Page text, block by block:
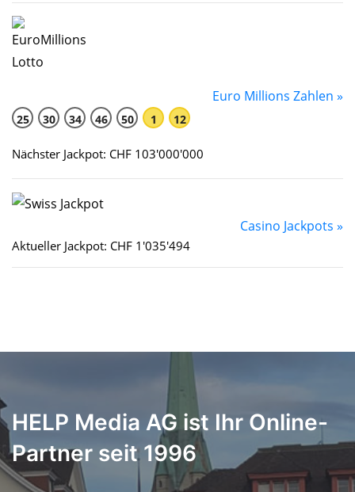
Euro Millions Zahlen »
25 30 34 46 50 1 12
Nächster Jackpot: CHF 103'000'000
Casino Jackpots »
Aktueller Jackpot: CHF 1'035'494
HELP Media AG ist Ihr Online-
Partner seit 1996